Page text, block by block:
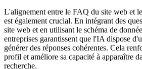
L'alignement entre le FAQ du site web et
est également crucial. En intégrant des
site web et en utilisant le schéma de
entreprises garantissent que l'IA dispose
générer des réponses cohérentes. Cela
profil et améliore sa capacité à apparaître
recherche.